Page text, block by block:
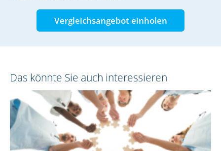
Vergleichsangebot einholen
Das könnte Sie auch interessieren